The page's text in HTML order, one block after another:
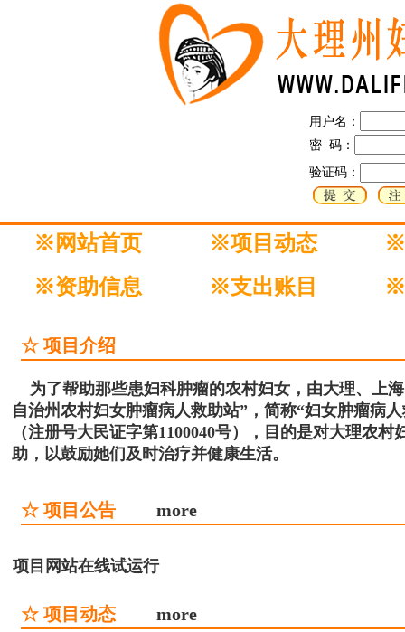
用户名：
密 码：
验证码：
※网站首页 ※项目动态
※
※资助信息
※支出账目 ※
☆ 项目介绍
为了帮助那些患妇科肿瘤的农村妇女，由大理、上
自治州农村妇女肿瘤病人救助站”，简称“妇女肿瘤病
（注册号大民证字第1100040号），目的是对大理农
助，以鼓励她们及时治疗并健康生活。
☆ 项目公告 more
项目网站在线试运行
☆ 项目动态 more